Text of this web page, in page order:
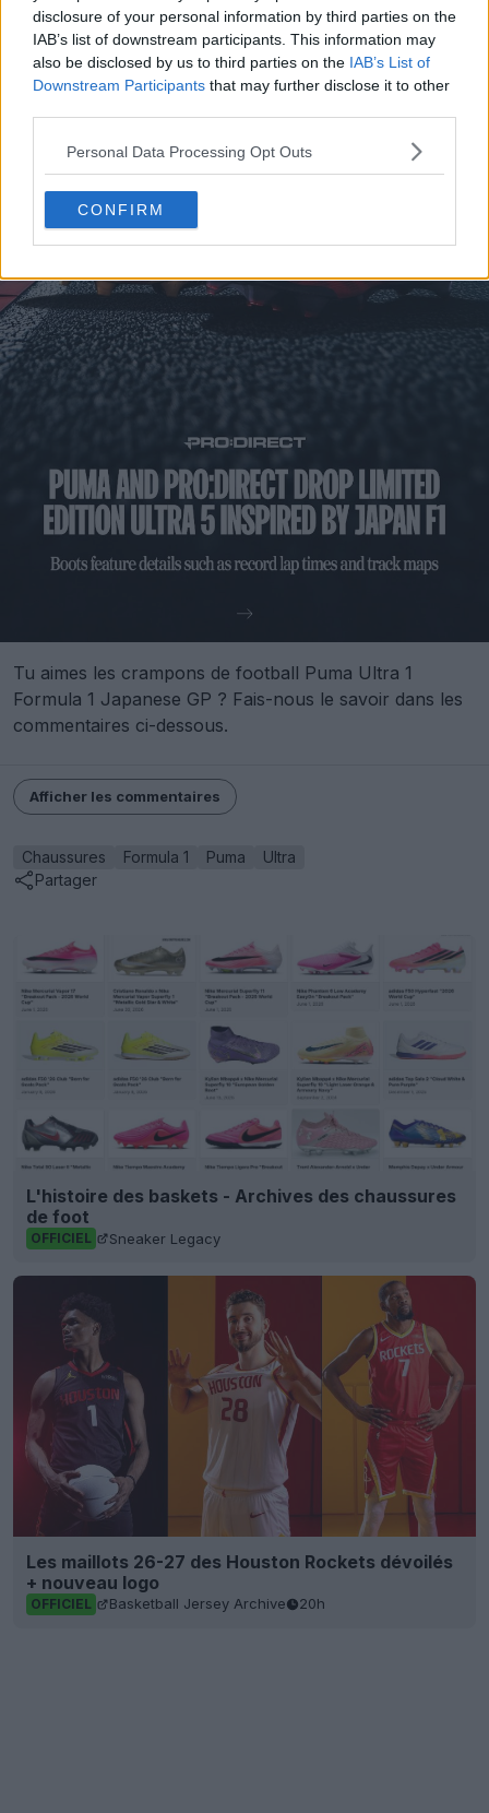
disclosure of your personal information by third parties on the
IAB’s list of downstream participants. This information may
also be disclosed by us to third parties on the IAB’s List of
Downstream Participants that may further disclose it to other
Personal Data Processing Opt Outs
CONFIRM
Tu aimes les crampons de football Puma Ultra 1
Formula 1 Japanese GP ? Fais-nous le savoir dans les
commentaires ci-dessous.
Afficher les commentaires
Chaussures Formula 1 Puma
Ultra
Partager
L'histoire des baskets - Archives des chaussures
de foot
OFFICIEL Sneaker Legacy
Les maillots 26-27 des Houston Rockets dévoilés
+ nouveau logo
OFFICIEL Basketball Jersey Archive 20h